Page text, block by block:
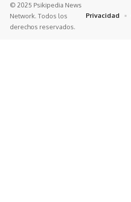
© 2025 Psikipedia News
Network. Todos los
derechos reservados.
Privacidad